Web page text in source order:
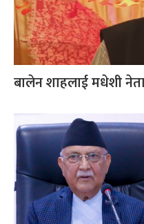
बालेन शाहलाई मधेशी